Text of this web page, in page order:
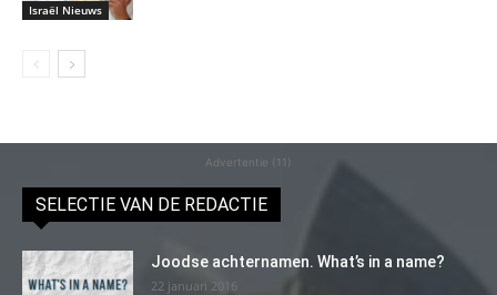
Israël Nieuws
Advertentie (11)
SELECTIE VAN DE REDACTIE
Joodse achternamen. What’s in a name?
22 januari 2016